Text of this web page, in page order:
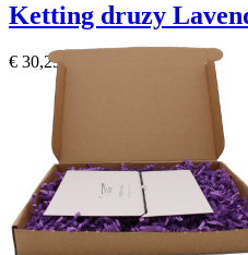
Ketting druzy
€ 30,25